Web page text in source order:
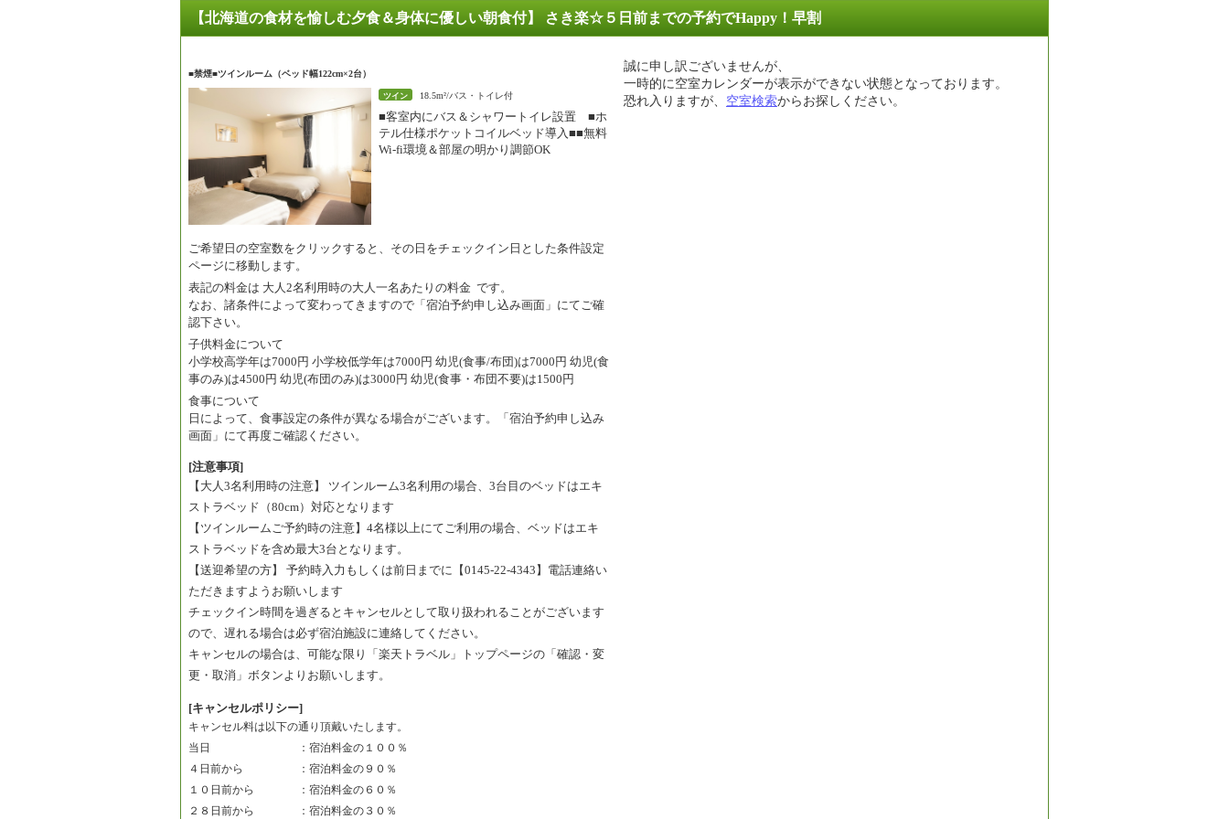
【北海道の食材を愉しむ夕食＆身体に優しい朝食付】 さき楽☆５日前までの予約でHappy！早割
■禁煙■ツインルーム（ベッド幅122cm×2台）
ツイン 18.5m²/バス・トイレ付
■客室内にバス＆シャワートイレ設置 ■ホ
テル仕様ポケットコイルベッド導入■■無料
Wi-fi環境＆部屋の明かり調節OK
ご希望日の空室数をクリックすると、その日をチェックイン日とした条件設定
ページに移動します。
表記の料金は 大人2名利用時の大人一名あたりの料金 です。
なお、諸条件によって変わってきますので「宿泊予約申し込み画面」にてご確
認下さい。
子供料金について
小学校高学年は7000円 小学校低学年は7000円 幼児(食事/布団)は7000円 幼児(食
事のみ)は4500円 幼児(布団のみ)は3000円 幼児(食事・布団不要)は1500円
食事について
日によって、食事設定の条件が異なる場合がございます。「宿泊予約申し込み
画面」にて再度ご確認ください。
[注意事項]
【大人3名利用時の注意】 ツインルーム3名利用の場合、3台目のベッドはエキ
ストラベッド（80cm）対応となります
【ツインルームご予約時の注意】4名様以上にてご利用の場合、ベッドはエキ
ストラベッドを含め最大3台となります。
【送迎希望の方】 予約時入力もしくは前日までに【0145-22-4343】電話連絡い
ただきますようお願いします
チェックイン時間を過ぎるとキャンセルとして取り扱われることがございます
ので、遅れる場合は必ず宿泊施設に連絡してください。
キャンセルの場合は、可能な限り「楽天トラベル」トップページの「確認・変
更・取消」ボタンよりお願いします。
[キャンセルポリシー]
キャンセル料は以下の通り頂戴いたします。
当日　　　　　　　　：宿泊料金の１００％
４日前から　　　　　：宿泊料金の９０％
１０日前から　　　　：宿泊料金の６０％
２８日前から　　　　：宿泊料金の３０％
誠に申し訳ございませんが、
一時的に空室カレンダーが表示ができない状態となっております。
恐れ入りますが、 空室検索からお探しください。